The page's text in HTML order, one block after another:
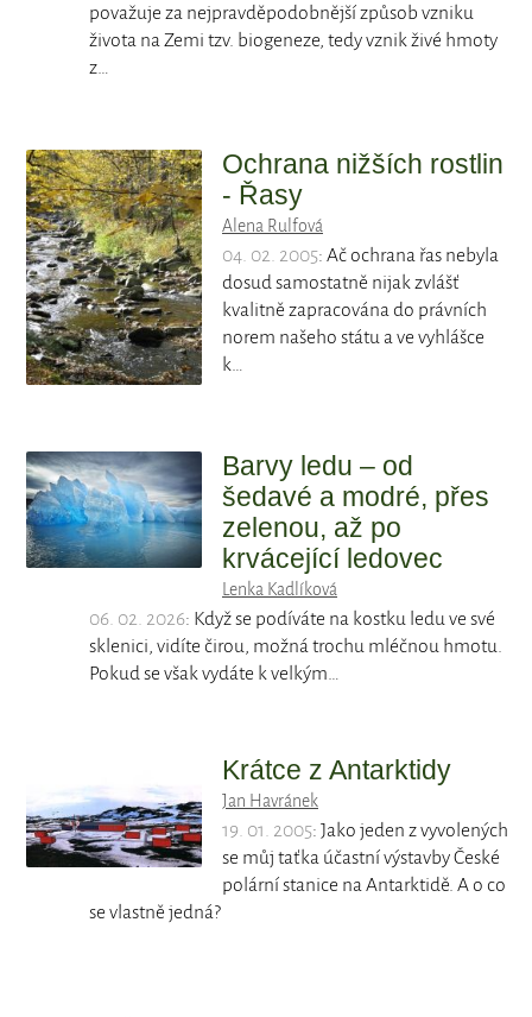
považuje za nejpravděpodobnější způsob vzniku
života na Zemi tzv. biogeneze, tedy vznik živé hmoty
z…
Ochrana nižších rostlin
- Řasy
Alena Rulfová
04. 02. 2005: Ač ochrana řas nebyla
dosud samostatně nijak zvlášť
kvalitně zapracována do právních
norem našeho státu a ve vyhlášce
k…
Barvy ledu – od
šedavé a modré, přes
zelenou, až po
krvácející ledovec
Lenka Kadlíková
06. 02. 2026: Když se podíváte na kostku ledu ve své
sklenici, vidíte čirou, možná trochu mléčnou hmotu.
Pokud se však vydáte k velkým…
Krátce z Antarktidy
Jan Havránek
19. 01. 2005: Jako jeden z vyvolených
se můj taťka účastní výstavby České
polární stanice na Antarktidě. A o co
se vlastně jedná?